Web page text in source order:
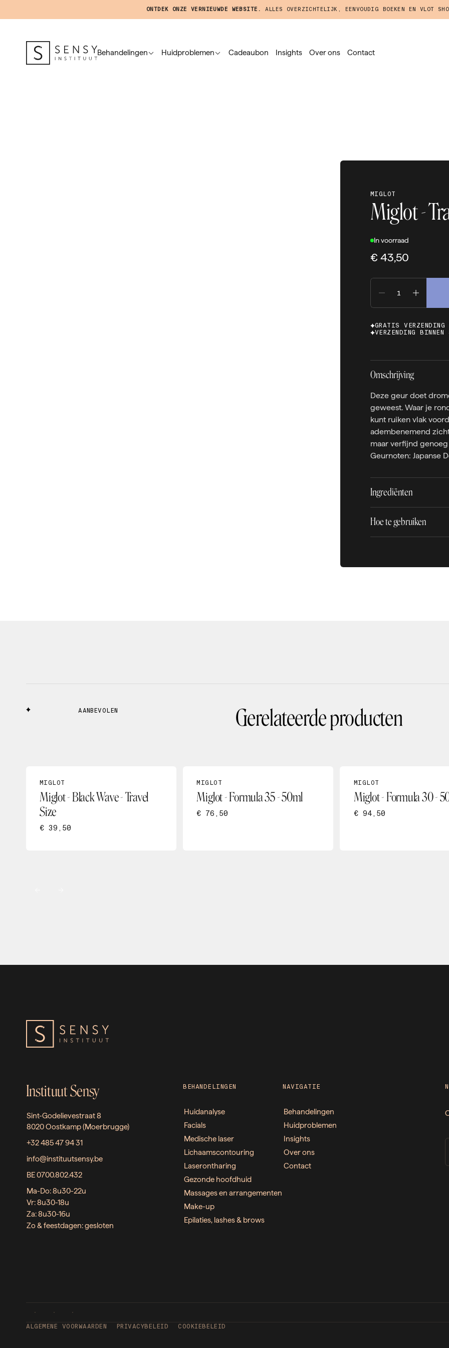
ONTDEK ONZE VERNIEUWDE WEBSITE. ALLES OVERZICHTELIJK, EENVOUDIG BOEKEN EN VLOT
Behandelingen Huidproblemen Cadeaubon Insights Over ons Contact
MIGLOT
Miglot -
In voorraad
€ 43,50
GRATIS
VERZENDING BINNEN
Omschrijving
Deze geur doet
geweest. Waar je
kunt ruiken vlak
adembenemend
maar verfijnd
Geurnoten: Japanse
Ingrediënten
Hoe te gebruiken
AANBEVOLEN Gerelateerde producten
MIGLOT
Miglot - Black Wave - Travel
Size
€ 39,50
MIGLOT
Miglot - Formula 35 - 50ml
€ 76,50
MIGLOT
Miglot - Formula 30 -
€ 94,50
Instituut Sensy
Sint-Godelievestraat 8
8020 Oostkamp (Moerbrugge)
+32 485 47 94 31
info@instituutsensy.be
BE 0700.802.432
Ma-Do: 8u30-22u
Vr: 8u30-18u
Za: 8u30-16u
Zo & feestdagen: gesloten
BEHANDELINGEN
Huidanalyse
Facials
Medische laser
Lichaamscontouring
Laserontharing
Gezonde hoofdhuid
Massages en arrangementen
Make-up
Epilaties, lashes & brows
NAVIGATIE
Behandelingen
Huidproblemen
Insights
Over ons
Contact
ALGEMENE VOORWAARDEN PRIVACYBELEID COOKIEBELEID